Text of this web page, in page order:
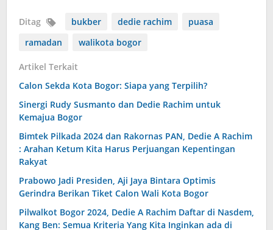
Ditag bukber dedie rachim
puasa
ramadan
walikota bogor
Artikel Terkait
Calon Sekda Kota Bogor: Siapa yang Terpilih?
Sinergi Rudy Susmanto dan Dedie Rachim untuk
Kemajua Bogor
Bimtek Pilkada 2024 dan Rakornas PAN, Dedie A Rachim
: Arahan Ketum Kita Harus Perjuangan Kepentingan
Rakyat
Prabowo Jadi Presiden, Aji Jaya Bintara Optimis
Gerindra Berikan Tiket Calon Wali Kota Bogor
Pilwalkot Bogor 2024, Dedie A Rachim Daftar di Nasdem,
Kang Ben: Semua Kriteria Yang Kita Inginkan ada di